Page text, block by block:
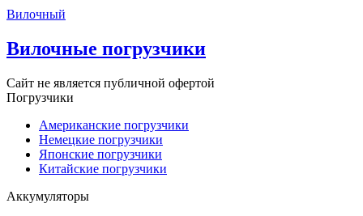
Вилочный
Вилочные погрузчики
Сайт не является публичной офертой
Погрузчики
Американские погрузчики
Немецкие погрузчики
Японские погрузчики
Китайские погрузчики
Аккумуляторы